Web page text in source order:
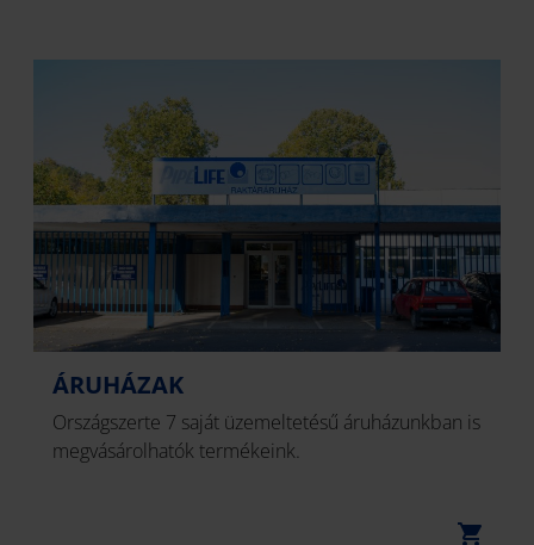
ÁRUHÁZAK
Országszerte 7 saját üzemeltetésű áruházunkban is
megvásárolhatók termékeink.